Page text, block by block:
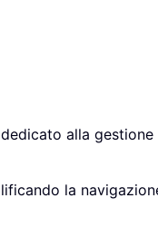
alla
la